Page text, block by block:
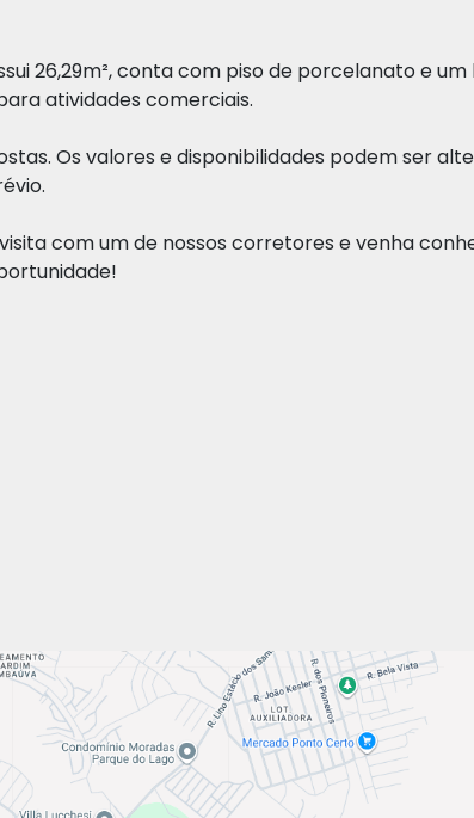
26,29m², conta com piso de porcelanato e
atividades comerciais.
Os valores e disponibilidades podem ser
com um de nossos corretores e venha